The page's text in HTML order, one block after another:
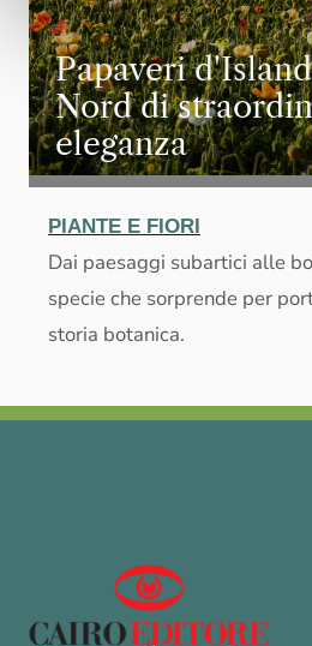
Papaveri
Nord di
eleganza
PIANTE E FIORI
Dai paesaggi subartici alle
specie che sorprende per
storia botanica.